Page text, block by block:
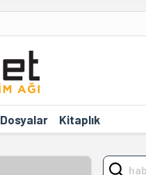
Dosyalar Kitaplık